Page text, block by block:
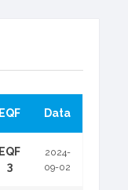
EQF Data
EQF
3
2024-
09-02